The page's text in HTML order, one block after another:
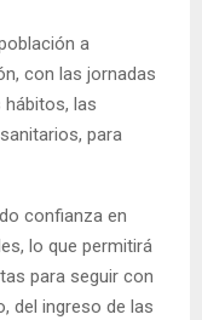
a
con las jornadas
las
para
confianza en
lo que permitirá
para seguir con
del ingreso de las